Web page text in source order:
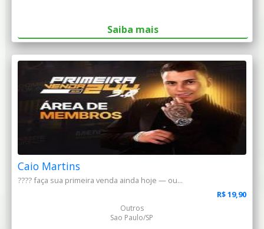
Saiba mais
Caio Martins
???? faça sua primeira venda ainda hoje — ou...
R$ 19,90
Outros
Sao Paulo/SP